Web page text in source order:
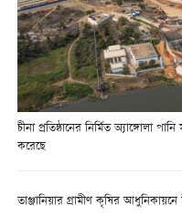
চীনা প্রতিষ্ঠানের নির্মিত অ্যাঙ্গোলা
করেছে
তাঞ্জানিয়ার গ্রামীণ কৃষির আধুনিকায়নে